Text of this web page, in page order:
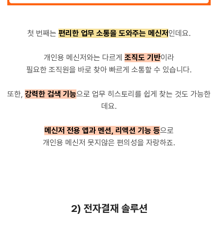
첫 번째는 편리한 업무 소통을 도와주는 메신저 인데요.
개인용 메신저와는 다르게 조직도 기반이라
필요한 조직원을 바로 찾아 빠르게 소통할 수 있습니다.
또한, 강력한 검색 기능으로 업무 히스토리를 쉽게 찾는 것도 가능한
데요.
메신저 전용 앱과 멘션, 리액션 기능 등으로
개인용 메신저 못지않은 편의성을 자랑하죠.
2) 전자결재 솔루션